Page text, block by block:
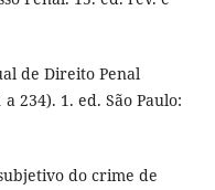
de Direito Penal
234). 1. ed. São Paulo:
do crime de